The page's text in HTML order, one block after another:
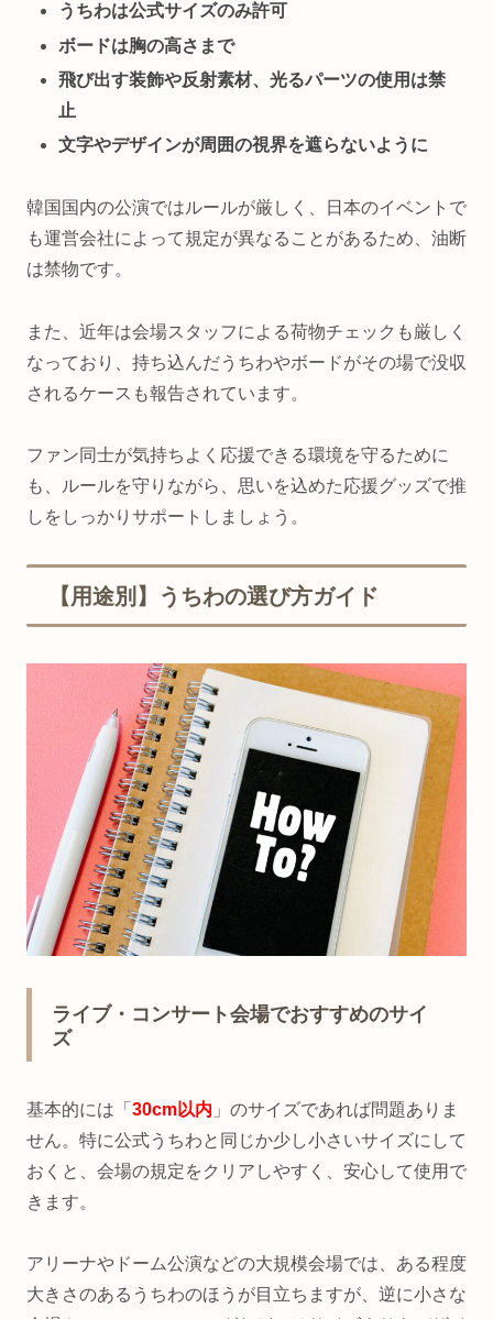
うちわは公式サイズのみ許可
ボードは胸の高さまで
飛び出す装飾や反射素材、光るパーツの使用は禁
止
文字やデザインが周囲の視界を遮らないように
韓国国内の公演ではルールが厳しく、日本のイベントで
も運営会社によって規定が異なることがあるため、油断
は禁物です。
また、近年は会場スタッフによる荷物チェックも厳しく
なっており、持ち込んだうちわやボードがその場で没収
されるケースも報告されています。
ファン同士が気持ちよく応援できる環境を守るために
も、ルールを守りながら、思いを込めた応援グッズで推
しをしっかりサポートしましょう。
【用途別】うちわの選び方ガイド
ライブ・コンサート会場でおすすめのサイ
ズ
基本的には「 30cm以内 」のサイズであれば問題ありま
せん。特に公式うちわと同じか少し小さいサイズにして
おくと、会場の規定をクリアしやすく、安心して使用で
きます。
アリーナやドーム公演などの大規模会場では、ある程度
大きさのあるうちわのほうが目立ちますが、逆に小さな